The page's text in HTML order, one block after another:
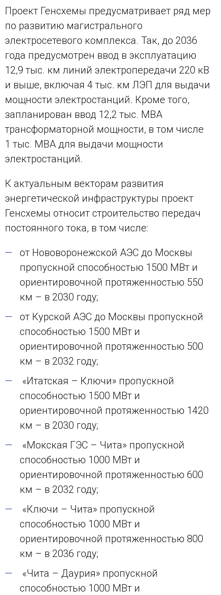
Проект Генсхемы предусматривает ряд мер
по развитию магистрального
электросетевого комплекса. Так, до 2036
года предусмотрен ввод в эксплуатацию
12,9 тыс. км линий электропередачи 220 кВ
и выше, включая 4 тыс. км ЛЭП для выдачи
мощности электростанций. Кроме того,
запланирован ввод 12,2 тыс. МВА
трансформаторной мощности, в том числе
1 тыс. МВА для выдачи мощности
электростанций.
К актуальным векторам развития
энергетической инфраструктуры проект
Генсхемы относит строительство передач
постоянного тока, в том числе:
от Нововоронежской АЭС до Москвы
пропускной способностью 1500 МВт и
ориентировочной протяженностью 550
км – в 2030 году;
от Курской АЭС до Москвы пропускной
способностью 1500 МВт и
ориентировочной протяженностью 500
км – в 2032 году;
«Итатская – Ключи» пропускной
способностью 1500 МВт и
ориентировочной протяженностью 1420
км – в 2030 году;
«Мокская ГЭС – Чита» пропускной
способностью 1000 МВт и
ориентировочной протяженностью 600
км – в 2032 году;
«Ключи – Чита» пропускной
способностью 1000 МВт и
ориентировочной протяженностью 800
км – в 2036 году;
«Чита – Даурия» пропускной
способностью 1000 МВт и